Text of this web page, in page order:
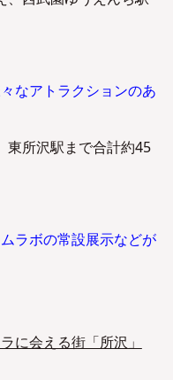
なアトラクションのあ
東所沢駅まで合計約45
ラボの常設展示などが
に会える街「所沢」